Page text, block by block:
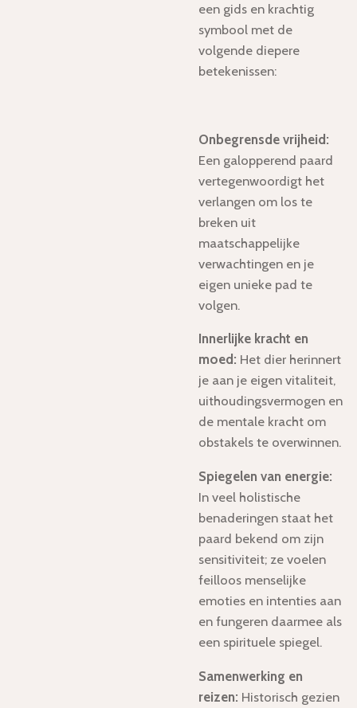
een gids en krachtig
symbool met de
volgende diepere
betekenissen:
Onbegrensde vrijheid:
Een galopperend paard
vertegenwoordigt het
verlangen om los te
breken uit
maatschappelijke
verwachtingen en je
eigen unieke pad te
volgen.
Innerlijke kracht en
moed: Het dier herinnert
je aan je eigen vitaliteit,
uithoudingsvermogen en
de mentale kracht om
obstakels te overwinnen.
Spiegelen van energie:
In veel holistische
benaderingen staat het
paard bekend om zijn
sensitiviteit; ze voelen
feilloos menselijke
emoties en intenties aan
en fungeren daarmee als
een spirituele spiegel.
Samenwerking en
reizen: Historisch gezien